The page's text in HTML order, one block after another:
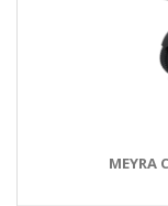
MEYRA